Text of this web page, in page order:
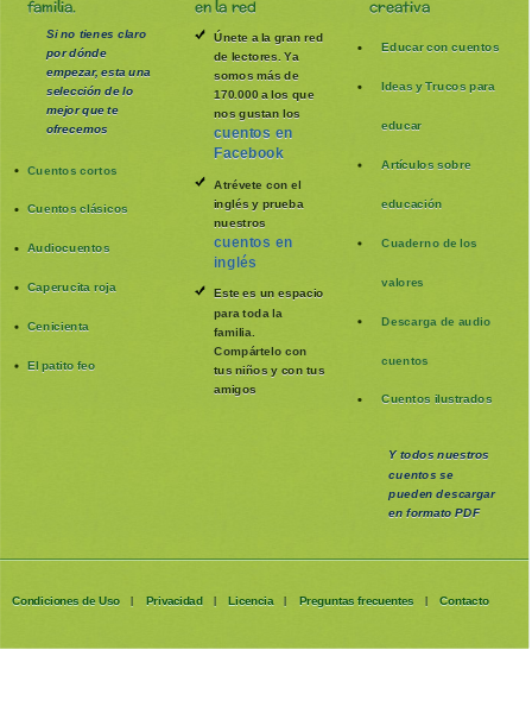
familia.
Si no tienes claro
por dónde
empezar, esta una
selección de lo
mejor que te
ofrecemos
Cuentos cortos
Cuentos clásicos
Audiocuentos
Caperucita roja
Cenicienta
El patito feo
en la red
Únete a la gran red
de lectores. Ya
somos más de
170.000 a los que
nos gustan los
cuentos en
Facebook
Atrévete con el
inglés y prueba
nuestros
cuentos en
inglés
Este es un espacio
para toda la
familia
Compártelo con
tus niños y con tus
amigos
creativa
Educar con cuentos
Ideas y Trucos para
educar
Artículos sobre
educación
Cuaderno de los
valores
Descarga de audio
cuentos
Cuentos ilustrados
Y todos nuestros
cuentos se
puedendescargar
en formato PDF
Condiciones de Uso | Privacidad | Licencia | Preguntas frecuentes | Contacto